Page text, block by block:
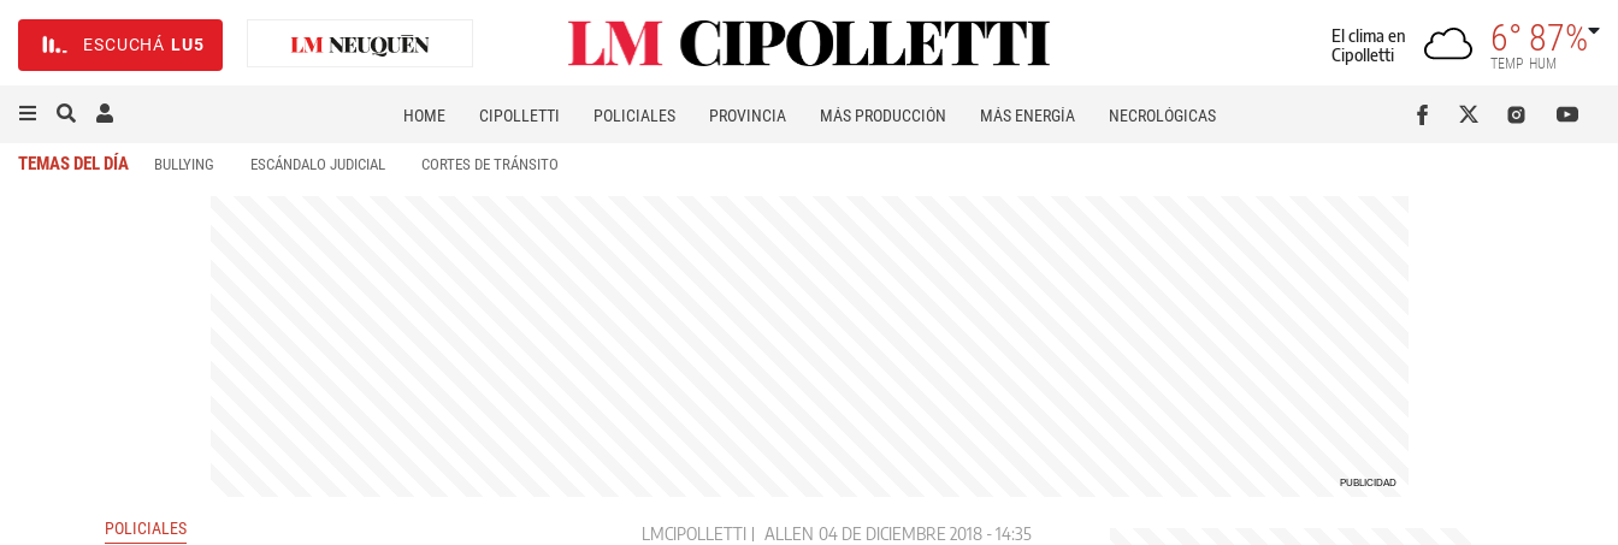
ESCUCHÁ LU5
El clima en
Cipolletti
6°
TEMP
87%
HUM
HOME CIPOLLETTI POLICIALES PROVINCIA MÁS PRODUCCIÓN MÁS ENERGÍA NECROLÓGICAS
TEMAS DEL DÍA BULLYING ESCÁNDALO JUDICIAL CORTES DE TRÁNSITO
POLICIALES LMCIPOLLETTI ALLEN 04 DE DICIEMBRE 2018 - 14:35